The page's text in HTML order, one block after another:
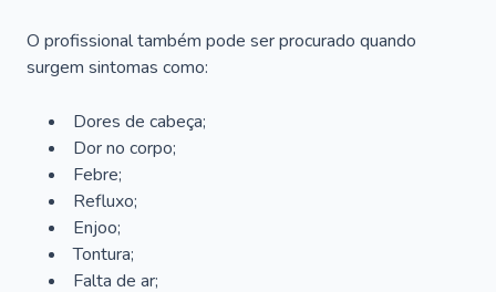
O profissional também pode ser procurado quando
surgem sintomas como:
Dores de cabeça;
Dor no corpo;
Febre;
Refluxo;
Enjoo;
Tontura;
Falta de ar;